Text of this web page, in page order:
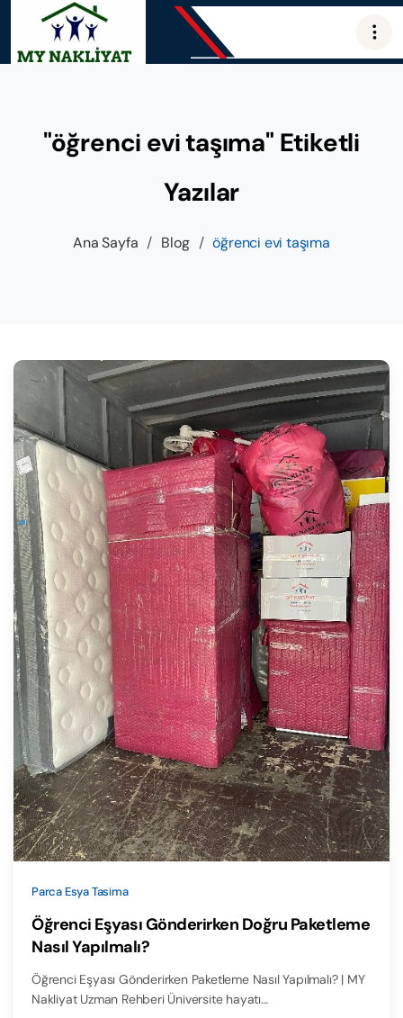
"öğrenci evi taşıma" Etiketli
Yazılar
Ana Sayfa / Blog / öğrenci evi taşıma
Parca Esya Tasima
Öğrenci Eşyası Gönderirken Doğru Paketleme
Nasıl Yapılmalı?
Öğrenci Eşyası Gönderirken Paketleme Nasıl Yapılmalı? | MY
Nakliyat Uzman Rehberi Üniversite hayatı…